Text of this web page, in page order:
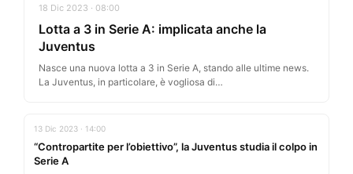
18 Dic 2023 · 08:00
Lotta a 3 in Serie A: implicata anche la
Juventus
Nasce una nuova lotta a 3 in Serie A, stando alle ultime news.
La Juventus, in particolare, è vogliosa di…
13 Dic 2023 · 14:00
“Contropartite per l’obiettivo”, la Juventus studia il colpo in
Serie A